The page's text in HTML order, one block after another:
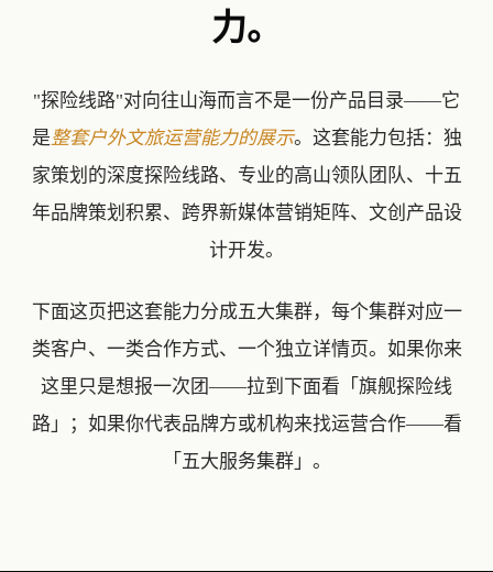
力。
"探险线路"对向往山海而言不是一份产品目录——它
是整套户外文旅运营能力的展示。这套能力包括：独
家策划的深度探险线路、专业的高山领队团队、十五
年品牌策划积累、跨界新媒体营销矩阵、文创产品设
计开发。
下面这页把这套能力分成五大集群，每个集群对应一
类客户、一类合作方式、一个独立详情页。如果你来
这里只是想报一次团——拉到下面看「旗舰探险线
路」；如果你代表品牌方或机构来找运营合作——看
「五大服务集群」。